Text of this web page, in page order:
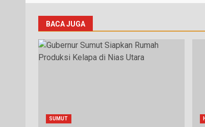
BACA JUGA
SUMUT